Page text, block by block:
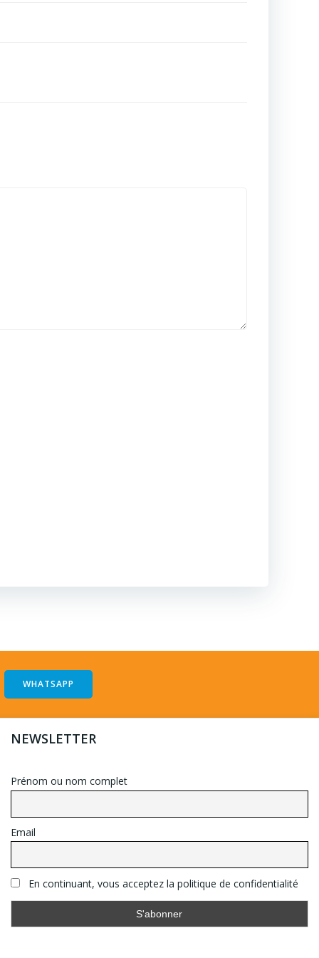
WHATSAPP
NEWSLETTER
Prénom ou nom complet
Email
En continuant, vous acceptez la politique de confidentialité